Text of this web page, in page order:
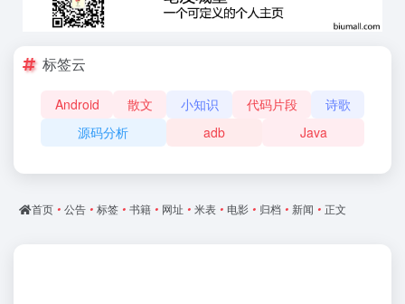
标签云
Android 散文 小知识 代码片段
诗歌
源码分析
adb Java
首页 • 公告 • 标签 • 书籍 • 网址 • 米表 • 电影 • 归档 • 新闻 • 正文